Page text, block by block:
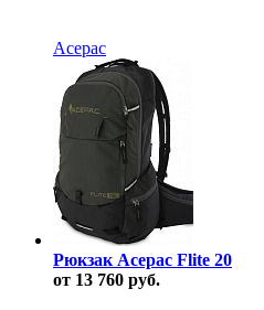
Acepac
Рюкзак Acepac Flite 20
от 13 760 руб.